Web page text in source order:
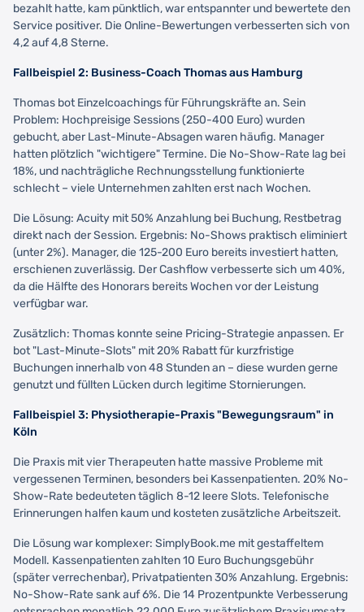
bezahlt hatte, kam pünktlich, war entspannter und bewertete den
Service positiver. Die Online-Bewertungen verbesserten sich von
4,2 auf 4,8 Sterne.
Fallbeispiel 2: Business-Coach Thomas aus Hamburg
Thomas bot Einzelcoachings für Führungskräfte an. Sein
Problem: Hochpreisige Sessions (250-400 Euro) wurden
gebucht, aber Last-Minute-Absagen waren häufig. Manager
hatten plötzlich "wichtigere" Termine. Die No-Show-Rate lag bei
18%, und nachträgliche Rechnungsstellung funktionierte
schlecht – viele Unternehmen zahlten erst nach Wochen.
Die Lösung: Acuity mit 50% Anzahlung bei Buchung, Restbetrag
direkt nach der Session. Ergebnis: No-Shows praktisch eliminiert
(unter 2%). Manager, die 125-200 Euro bereits investiert hatten,
erschienen zuverlässig. Der Cashflow verbesserte sich um 40%,
da die Hälfte des Honorars bereits Wochen vor der Leistung
verfügbar war.
Zusätzlich: Thomas konnte seine Pricing-Strategie anpassen. Er
bot "Last-Minute-Slots" mit 20% Rabatt für kurzfristige
Buchungen innerhalb von 48 Stunden an – diese wurden gerne
genutzt und füllten Lücken durch legitime Stornierungen.
Fallbeispiel 3: Physiotherapie-Praxis "Bewegungsraum" in
Köln
Die Praxis mit vier Therapeuten hatte massive Probleme mit
vergessenen Terminen, besonders bei Kassenpatienten. 20% No-
Show-Rate bedeuteten täglich 8-12 leere Slots. Telefonische
Erinnerungen halfen kaum und kosteten zusätzliche Arbeitszeit.
Die Lösung war komplexer: SimplyBook.me mit gestaffeltem
Modell. Kassenpatienten zahlten 10 Euro Buchungsgebühr
(später verrechenbar), Privatpatienten 30% Anzahlung. Ergebnis:
No-Show-Rate sank auf 6%. Die 14 Prozentpunkte Verbesserung